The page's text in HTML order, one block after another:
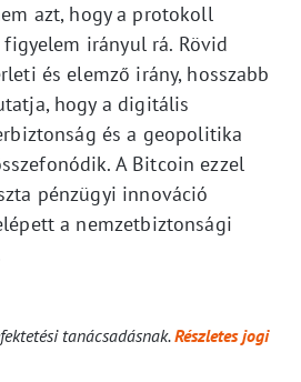
azt, hogy a protokoll
irányul rá. Rövid
és elemző irány, hosszabb
hogy a digitális
és a geopolitika
A Bitcoin ezzel
pénzügyi innováció
a nemzetbiztonsági
tanácsadásnak.Részletes jogi